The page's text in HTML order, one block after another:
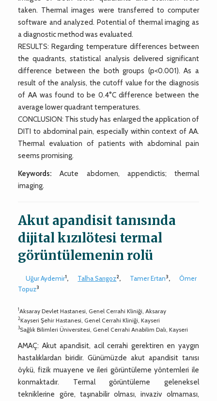
taken. Thermal images were transferred to computer
software and analyzed. Potential of thermal imaging as
a diagnostic method was evaluated.
RESULTS: Regarding temperature differences between
the quadrants, statistical analysis delivered significant
difference between the both groups (p<0.001). As a
result of the analysis, the cutoff value for the diagnosis
of AA was found to be 0.4°C difference between the
average lower quadrant temperatures.
CONCLUSION: This study has enlarged the application of
DITI to abdominal pain, especially within context of AA.
Thermal evaluation of patients with abdominal pain
seems promising.
Keywords: Acute abdomen, appendictis; thermal
imaging.
Akut apandisit tanısında
dijital kızılötesi termal
görüntülemenin rolü
Uğur Aydemir1, Talha Sarıgoz2, Tamer Ertan3,
Ömer
Topuz3
1Aksaray Devlet Hastanesi, Genel Cerrahi Kliniği, Aksaray
2Kayseri Şehir Hastanesi, Genel Cerrahi Kliniği, Kayseri
3Sağlık Bilimleri Üniversitesi, Genel Cerrahi Anabilim Dalı, Kayseri
AMAÇ: Akut apandisit, acil cerrahi gerektiren en yaygın
hastalıklardan biridir. Günümüzde akut apandisit tanısı
öykü, fizik muayene ve ileri görüntüleme yöntemleri ile
konmaktadır. Termal görüntüleme geleneksel
tekniklerine göre, taşınabilir olması, invaziv olmaması,